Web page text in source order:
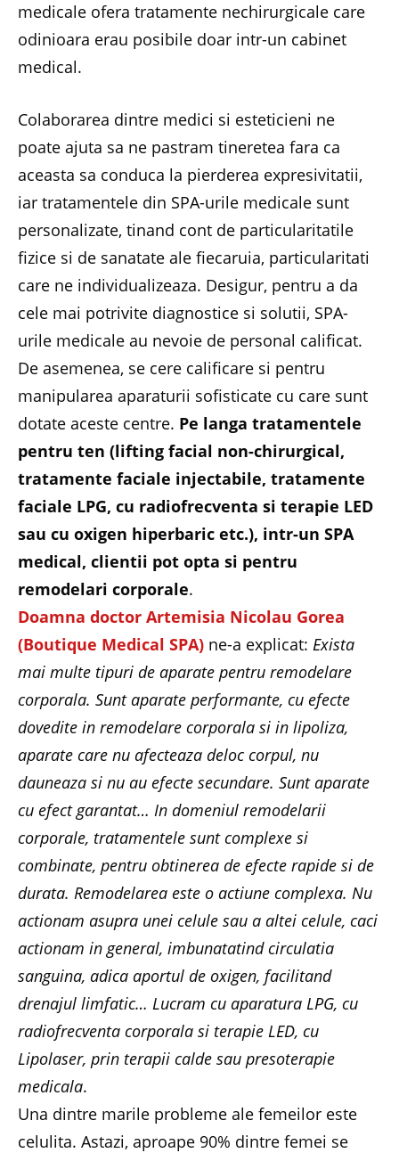
medicale ofera tratamente nechirurgicale care
odinioara erau posibile doar intr-un cabinet
medical.
Colaborarea dintre medici si esteticieni ne
poate ajuta sa ne pastram tineretea fara ca
aceasta sa conduca la pierderea expresivitatii,
iar tratamentele din SPA-urile medicale sunt
personalizate, tinand cont de particularitatile
fizice si de sanatate ale fiecaruia, particularitati
care ne individualizeaza. Desigur, pentru a da
cele mai potrivite diagnostice si solutii, SPA-
urile medicale au nevoie de personal calificat.
De asemenea, se cere calificare si pentru
manipularea aparaturii sofisticate cu care sunt
dotate aceste centre. Pe langa tratamentele
pentru ten (lifting facial non-chirurgical,
tratamente faciale injectabile, tratamente
faciale LPG, cu radiofrecventa si terapie LED
sau cu oxigen hiperbaric etc.), intr-un SPA
medical, clientii pot opta si pentru
remodelari corporale.
Doamna doctor Artemisia Nicolau Gorea
(Boutique Medical SPA) ne-a explicat: Exista
mai multe tipuri de aparate pentru remodelare
corporala. Sunt aparate performante, cu efecte
dovedite in remodelare corporala si in lipoliza,
aparate care nu afecteaza deloc corpul, nu
dauneaza si nu au efecte secundare. Sunt aparate
cu efect garantat… In domeniul remodelarii
corporale, tratamentele sunt complexe si
combinate, pentru obtinerea de efecte rapide si de
durata. Remodelarea este o actiune complexa. Nu
actionam asupra unei celule sau a altei celule, caci
actionam in general, imbunatatind circulatia
sanguina, adica aportul de oxigen, facilitand
drenajul limfatic… Lucram cu aparatura LPG, cu
radiofrecventa corporala si terapie LED, cu
Lipolaser, prin terapii calde sau presoterapie
medicala.
Una dintre marile probleme ale femeilor este
celulita. Astazi, aproape 90% dintre femei se